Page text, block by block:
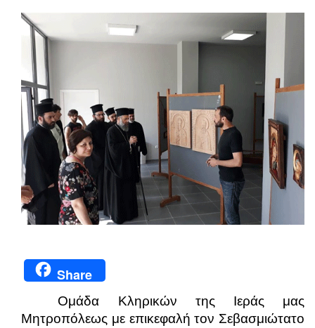
Share
Ομάδα Κληρικών της Ιεράς μας
Μητροπόλεως με επικεφαλή τον Σεβασμιώτατο